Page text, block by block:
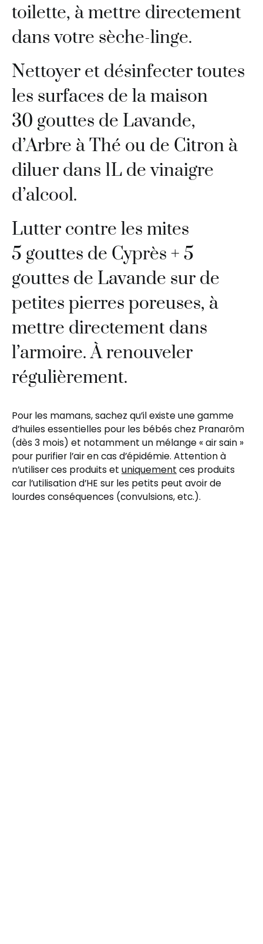
toilette, à mettre directement
dans votre sèche-linge.
Nettoyer et désinfecter toutes
les surfaces de la maison
30 gouttes de Lavande,
d’Arbre à Thé ou de Citron à
diluer dans 1L de vinaigre
d’alcool.
Lutter contre les mites
5 gouttes de Cyprès + 5
gouttes de Lavande sur de
petites pierres poreuses, à
mettre directement dans
l’armoire. À renouveler
régulièrement.
Pour les mamans, sachez qu’il existe une gamme
d’huiles essentielles pour les bébés chez Pranarôm
(dès 3 mois) et notamment un mélange « air sain »
pour purifier l’air en cas d’épidémie. Attention à
n’utiliser ces produits et uniquement ces produits
car l’utilisation d’HE sur les petits peut avoir de
lourdes conséquences (convulsions, etc.).